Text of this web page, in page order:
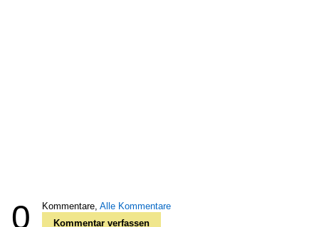
0 Kommentare, Alle Kommentare
Kommentar verfassen